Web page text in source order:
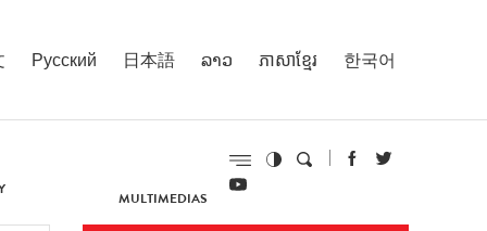
Русский 日本語 ລາວ ភាសាខ្មែរ 한국어
MULTIMEDIAS